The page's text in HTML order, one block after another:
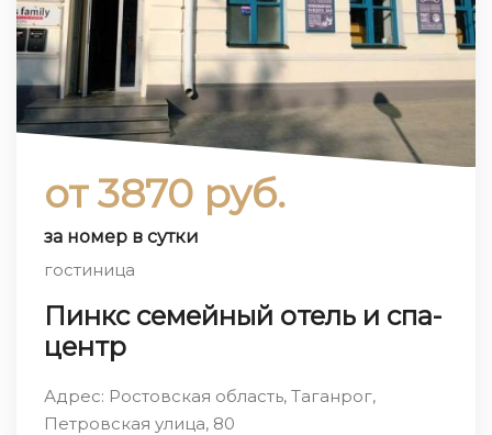
от 3870 руб.
за номер в сутки
гостиница
Пинкс семейный отель и спа-
центр
Адрес: Ростовская область, Таганрог,
Петровская улица, 80